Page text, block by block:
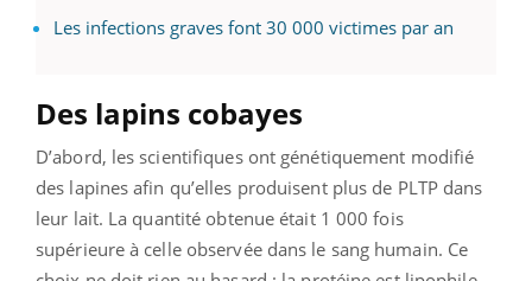
Les infections graves font 30 000 victimes par an
Des lapins cobayes
D’abord, les scientifiques ont génétiquement modifié
des lapines afin qu’elles produisent plus de PLTP dans
leur lait. La quantité obtenue était 1 000 fois
supérieure à celle observée dans le sang humain. Ce